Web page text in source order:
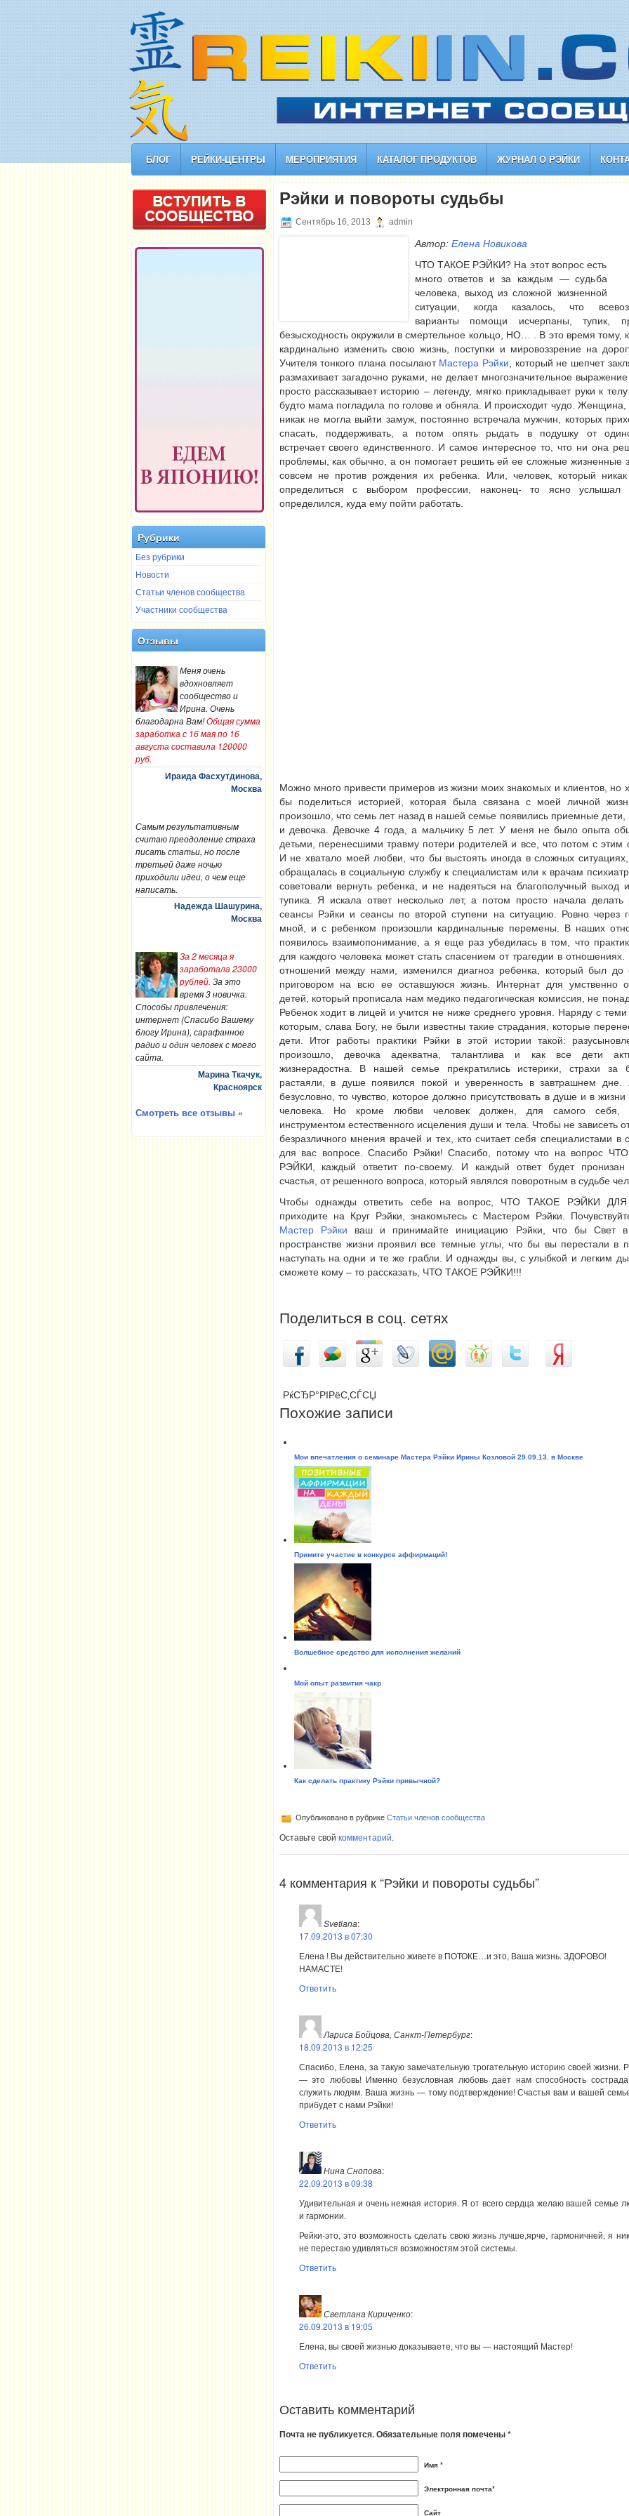
БЛОГ РЕЙКИ-ЦЕНТРЫ МЕРОПРИЯТИЯ КАТАЛОГ ПРОДУКТОВ ЖУРНАЛ О РЭЙКИ
Рубрики
Без рубрики
Новости
Статьи членов сообщества
Участники сообщества
Отзывы
Меня очень
вдохновляет
сообщество и
Ирина. Очень
благодарна Вам!Общая сумма
заработка с 16 мая по 16
августа составила 120000
руб.
Ираида Фасхутдинова,
Москва
Самым результативным
считаю преодоление страха
писать статьи, но после
третьей даже ночью
приходили идеи, о чем еще
написать.
Надежда Шашурина,
Москва
За 2 месяца я
заработала 23000
рублей. За это
время 3 новичка.
Способы привлечения:
интернет (Спасибо Вашему
блогу Ирина), сарафанное
радио и один человек с моего
сайта.
Марина Ткачук,
Красноярск
Смотреть все отзывы »
Рэйки и повороты судьбы
Сентябрь 16, 2013 admin
Автор: Елена Новикова
ЧТО ТАКОЕ РЭЙКИ? На этот вопрос есть
много ответов и за каждым — судьба
человека, выход из сложной жизненной
ситуации, когда казалось, что
варианты помощи исчерпаны, тупик,
безысходность окружили в смертельное кольцо, НО… . В это время тому,
кардинально изменить свою жизнь, поступки и мировоззрение на
Учителя тонкого плана посылают Мастера Рэйки , который не шепчет
размахивает загадочно руками, не делает многозначительное
просто рассказывает историю – легенду, мягко прикладывает руки к телу
будто мама погладила по голове и обняла. И происходит чудо. Женщина,
никак не могла выйти замуж, постоянно встречала мужчин, которых
спасать, поддерживать, а потом опять рыдать в подушку от
встречает своего единственного. И самое интересное то, что ни она
проблемы, как обычно, а он помогает решить ей ее сложные жизненные
совсем не против рождения их ребенка. Или, человек, который
определиться с выбором профессии, наконец- то ясно услышал
определился, куда ему пойти работать.
Можно много привести примеров из жизни моих знакомых и клиентов, но
бы поделиться историей, которая была связана с моей личной
произошло, что семь лет назад в нашей семье появились приемные дети,
и девочка. Девочке 4 года, а мальчику 5 лет. У меня не было опыта
детьми, перенесшими травму потери родителей и все, что потом с этим
И не хватало моей любви, что бы выстоять иногда в сложных ситуациях,
обращалась в социальную службу к специалистам или к врачам
советовали вернуть ребенка, и не надеяться на благополучный выход
тупика. Я искала ответ несколько лет, а потом просто начала делать
сеансы Рэйки и сеансы по второй ступени на ситуацию. Ровно через
мной, и с ребенком произошли кардинальные перемены. В наших
появилось взаимопонимание, а я еще раз убедилась в том, что
для каждого человека может стать спасением от трагедии в
отношений между нами, изменился диагноз ребенка, который был до
приговором на всю ее оставшуюся жизнь. Интернат для умственно
детей, который прописала нам медико педагогическая комиссия, не
Ребенок ходит в лицей и учится не ниже среднего уровня. Наряду с теми
которым, слава Богу, не были известны такие страдания, которые
дети. Итог работы практики Рэйки в этой истории такой:
произошло, девочка адекватна, талантлива и как все дети
жизнерадостна. В нашей семье прекратились истерики, страхи за
растаяли, в душе появился покой и уверенность в завтрашнем дне.
безусловно, то чувство, которое должно присутствовать в душе и в жизни
человека. Но кроме любви человек должен, для самого себя,
инструментом естественного исцеления души и тела. Чтобы не зависеть
безразличного мнения врачей и тех, кто считает себя специалистами в
для вас вопросе. Спасибо Рэйки! Спасибо, потому что на вопрос
РЭЙКИ, каждый ответит по-своему. И каждый ответ будет пронизан
счастья, от решенного вопроса, который являлся поворотным в судьбе
Чтобы однажды ответить себе на вопрос, ЧТО ТАКОЕ РЭЙКИ
приходите на Круг Рэйки, знакомьтесь с Мастером Рэйки.
Мастер Рэйки ваш и принимайте инициацию Рэйки, что бы Свет
пространстве жизни проявил все темные углы, что бы вы перестали в
наступать на одни и те же грабли. И однажды вы, с улыбкой и легким
сможете кому – то рассказать, ЧТО ТАКОЕ РЭЙКИ!!!
Поделиться в соц. сетях
РќСЂР°РІРёС‚СЃСЏ
Похожие записи
Мои впечатления о семинаре Мастера Рэйки Ирины Козловой 29.09.13. в Москве
Примите участие в конкурсе аффирмаций!
Волшебное средство для исполнения желаний
Мой опыт развития чакр
Как сделать практику Рэйки привычной?
Опубликовано в рубрике Статьи членов сообщества
Оставьте свой комментарий.
4 комментария к “Рэйки и повороты судьбы”
Svetlana:
17.09.2013 в 07:30
Елена ! Вы действительно живете в ПОТОКЕ…и это, Ваша жизнь. ЗДОРОВО!
НАМАСТЕ!
Ответить
Лариса Бойцова, Санкт-Петербург:
18.09.2013 в 12:25
Спасибо, Елена, за такую замечательную трогательную историю своей жизни.
— это любовь! Именно безусловная любовь даёт нам способность
служить людям. Ваша жизнь — тому подтверждение! Счастья вам и вашей
прибудет с нами Рэйки!
Ответить
Нина Снопова:
22.09.2013 в 09:38
Удивительная и очень нежная история. Я от всего сердца желаю вашей семье
и гармонии.
Рейки-это, это возможность сделать свою жизнь лучше,ярче, гармоничней, я
не перестаю удивляться возможностям этой системы.
Ответить
Светлана Кириченко:
26.09.2013 в 19:05
Елена, вы своей жизнью доказываете, что вы — настоящий Мастер!
Ответить
Оставить комментарий
Почта не публикуется. Обязательные поля помечены *
Имя *
Электронная почта*
Сайт